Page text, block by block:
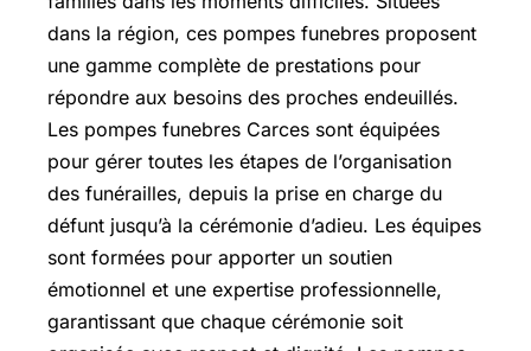
dans la région, ces pompes funebres proposent
une gamme complète de prestations pour
répondre aux besoins des proches endeuillés.
Les pompes funebres Carces sont équipées
pour gérer toutes les étapes de l’organisation
des funérailles, depuis la prise en charge du
défunt jusqu’à la cérémonie d’adieu. Les équipes
sont formées pour apporter un soutien
émotionnel et une expertise professionnelle,
garantissant que chaque cérémonie soit